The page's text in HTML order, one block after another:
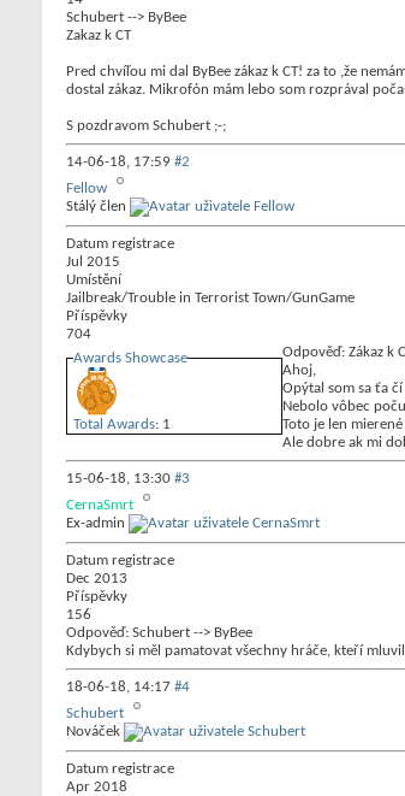
Schubert --> ByBee
Zakaz k CT
Pred chvíľou mi dal ByBee zákaz k CT! za to ,že
dostal zákaz. Mikrofón mám lebo som rozprával
S pozdravom Schubert ;-;
14-06-18, 17:59 #2
Fellow
Stálý člen
Datum registrace
Jul 2015
Umístění
Jailbreak/Trouble in Terrorist Town/GunGame
Příspěvky
704
Awards Showcase
Total Awards: 1
Odpověď: Zákaz k
Ahoj,
Opýtal som sa ťa
Nebolo vôbec
Toto je len
Ale dobre ak mi
15-06-18, 13:30 #3
CernaSmrt
Ex-admin
Datum registrace
Dec 2013
Příspěvky
156
Odpověď: Schubert --> ByBee
Kdybych si měl pamatovat všechny hráče, kteří
18-06-18, 14:17 #4
Schubert
Nováček
Datum registrace
Apr 2018